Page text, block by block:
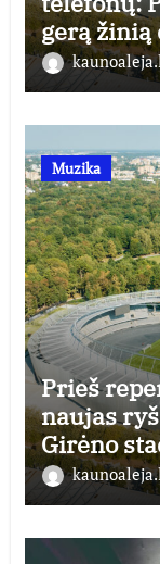
gerą žinią
Muzika
Prieš
naujas
Girėno